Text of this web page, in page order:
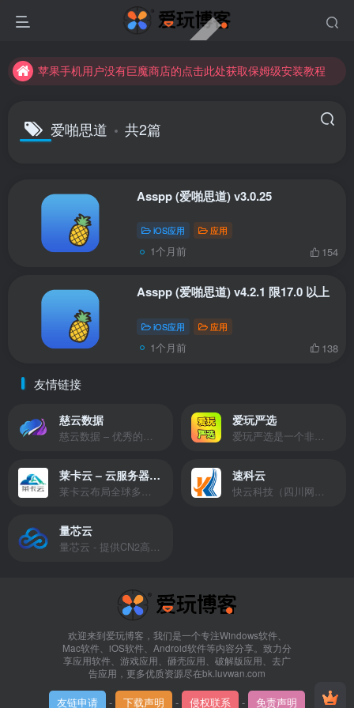
苹果手机用户没有巨魔商店的点击此处获取保姆级安装教程
未找到所需资源？欢迎提交您的需求，我们将尽快为您处理。
苹果手机用户没有巨魔商店的点击此处获取保姆级安装教程
爱啪思道 共2篇
Asspp (爱啪思道) v3.0.25
iOS应用 应用
1个月前 154
Asspp (爱啪思道) v4.2.1 限17.0 以上
iOS应用 应用
1个月前 138
友情链接
慈云数据 爱玩严选
莱卡云 – 云服务器提供商 速科云
量芯云
欢迎来到爱玩博客，我们是一个专注Windows软件、
Mac软件、iOS软件、Android软件等内容分享。致力分
享应用软件、游戏应用、砸壳应用、破解版应用、去广
告应用，更多优质资源尽在bk.luvwan.com
友链申请 - 下载声明 - 侵权联系 - 免责声明